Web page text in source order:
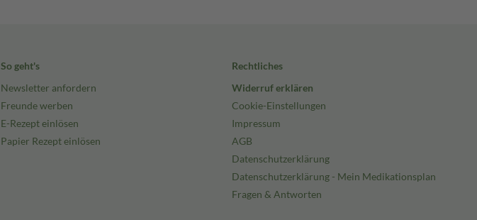
So geht's
Newsletter anfordern
Freunde werben
E-Rezept einlösen
Papier Rezept einlösen
Rechtliches
Widerruf erklären
Cookie-Einstellungen
Impressum
AGB
Datenschutzerklärung
Datenschutzerklärung - Mein Medikationsplan
Fragen & Antworten